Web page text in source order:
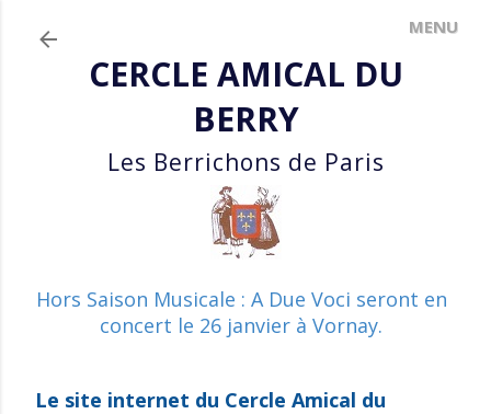
CERCLE AMICAL DU
BERRY
Les Berrichons de Paris
Hors Saison Musicale : A Due Voci seront en
concert le 26 janvier à Vornay.
Le site internet du Cercle Amical du